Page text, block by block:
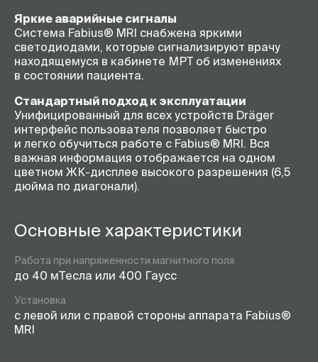
Яркие аварийные сигналы
Система Fabius® MRI снабжена яркими
светодиодами, которые сигнализируют врачу
находящемуся в кабинете МРТ об изменениях
в состоянии пациента.
Стандартный подход к эксплуатации
Унифицированный для всех устройств Dräger
интерфейс пользователя позволяет быстро
и легко обучиться работе с Fabius® MRI. Вся
важная информация отображается на одном
цветном ЖК-дисплее высокого разрешения (6,5
дюйма по диагонали).
Основные характеристики
Работа при напряженности магнитного поля
до 40 мТесла или 400 Гаусс
Установка
с левой или с правой стороны аппарата Fabius®
MRI